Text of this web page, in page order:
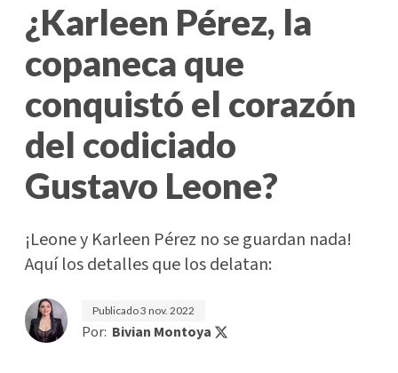
¿Karleen Pérez, la
copaneca que
conquistó el corazón
del codiciado
Gustavo Leone?
¡Leone y Karleen Pérez no se guardan nada!
Aquí los detalles que los delatan:
Publicado3 nov. 2022
Por: Bivian Montoya